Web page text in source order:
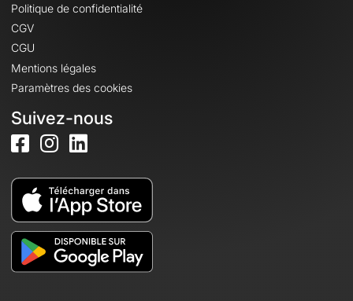
Politique de confidentialité
CGV
CGU
Mentions légales
Paramètres des cookies
Suivez-nous